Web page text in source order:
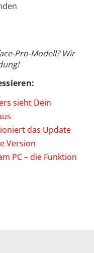
Pro-Modell? Wir
sieht Dein
das Update
Version
PC – die Funktion